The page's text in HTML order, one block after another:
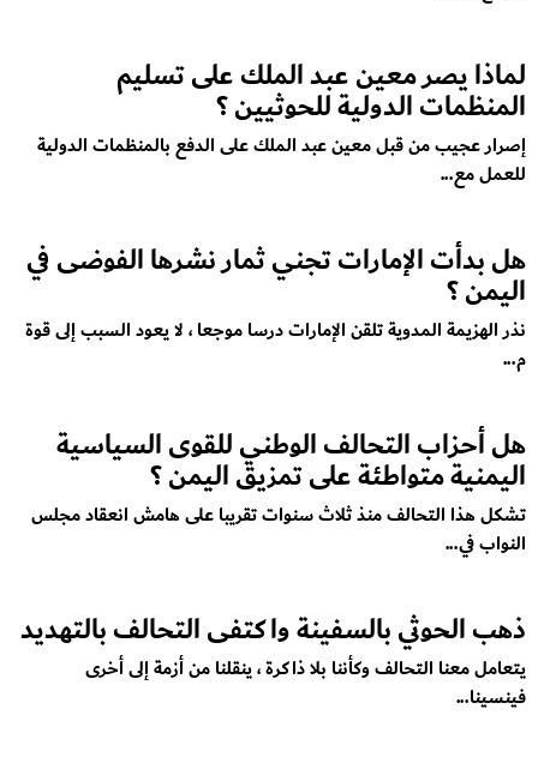
لماذا يصر معين عبد الملك على تسليم
المنظمات الدولية للحوثيين ؟
إصرار عجيب من قبل معين عبد الملك على الدفع بالمنظمات الدولية
للعمل مع...
هل بدأت الإمارات تجني ثمار نشرها الفوضى في
اليمن ؟
نذر الهزيمة المدوية تلقن الإمارات درسا موجعا ، لا يعود السبب إلى قوة
م...
هل أحزاب التحالف الوطني للقوى السياسية
اليمنية متواطئة على تمزيق اليمن ؟
تشكل هذا التحالف منذ ثلاث سنوات تقريبا على هامش انعقاد مجلس
النواب في...
ذهب الحوثي بالسفينة واكتفى التحالف بالتهديد
يتعامل معنا التحالف وكأننا بلا ذاكرة ، ينقلنا من أزمة إلى أخرى
فينسينا...